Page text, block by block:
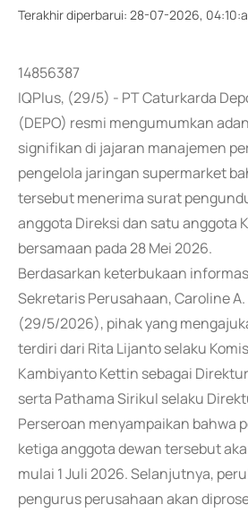
Terakhir diperbarui: 28-07-2026,
14856387
IQPlus, (29/5) - PT Caturkarda
(DEPO) resmi mengumumkan
signifikan di jajaran manajemen
pengelola jaringan supermarket
tersebut menerima surat
anggota Direksi dan satu anggota
bersamaan pada 28 Mei 2026.
Berdasarkan keterbukaan
Sekretaris Perusahaan, Caroline
(29/5/2026), pihak yang
terdiri dari Rita Lijanto selaku
Kambiyanto Kettin sebagai
serta Pathama Sirikul selaku
Perseroan menyampaikan bahwa
ketiga anggota dewan tersebut
mulai 1 Juli 2026. Selanjutnya,
pengurus perusahaan akan